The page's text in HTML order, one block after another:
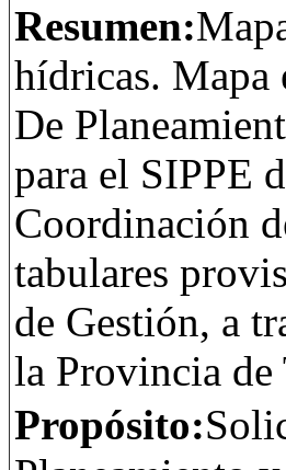
Resumen:
hídricas. Mapa
De
para el SIPPE
Coordinación
tabulares
de Gestión, a
la Provincia de
Propósito: